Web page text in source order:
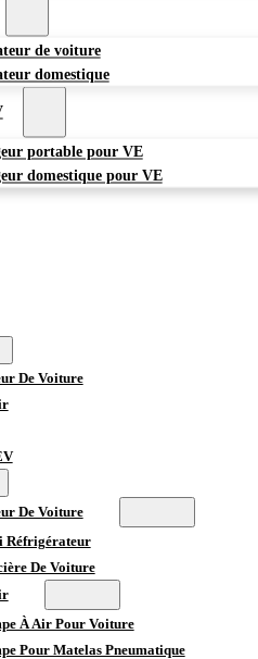
de voiture
domestique
portable pour VE
domestique pour VE
De Voiture
De Voiture
Réfrigérateur
De Voiture
À Air Pour Voiture
Pour Matelas Pneumatique